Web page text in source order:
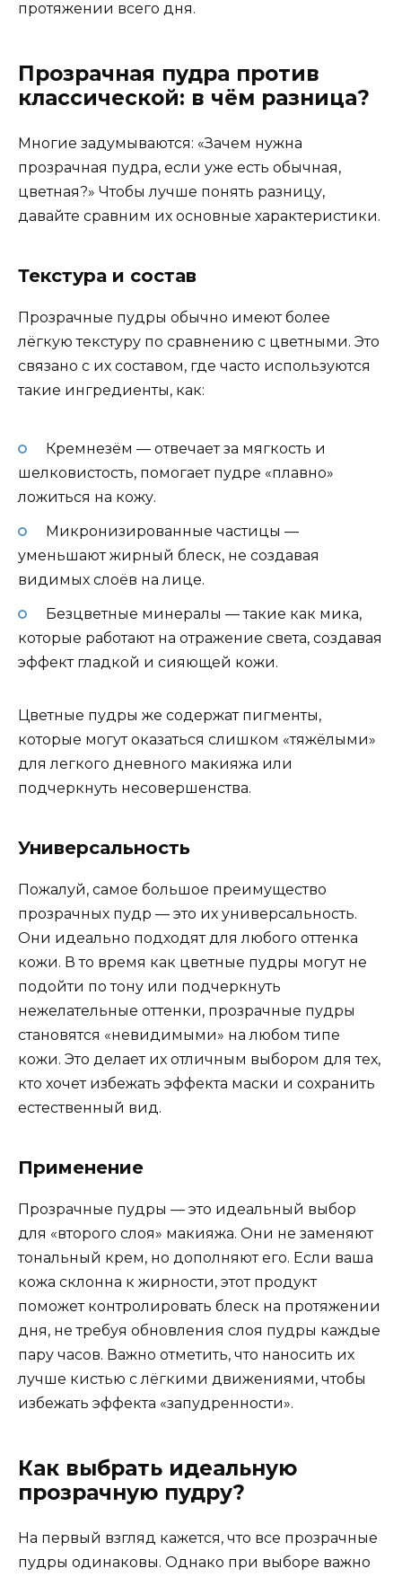
протяжении всего дня.
Прозрачная пудра против
классической: в чём разница?
Многие задумываются: «Зачем нужна
прозрачная пудра, если уже есть обычная,
цветная?» Чтобы лучше понять разницу,
давайте сравним их основные характеристики.
Текстура и состав
Прозрачные пудры обычно имеют более
лёгкую текстуру по сравнению с цветными. Это
связано с их составом, где часто используются
такие ингредиенты, как:
Кремнезём — отвечает за мягкость и
шелковистость, помогает пудре «плавно»
ложиться на кожу.
Микронизированные частицы —
уменьшают жирный блеск, не создавая
видимых слоёв на лице.
Безцветные минералы — такие как мика,
которые работают на отражение света, создавая
эффект гладкой и сияющей кожи.
Цветные пудры же содержат пигменты,
которые могут оказаться слишком «тяжёлыми»
для легкого дневного макияжа или
подчеркнуть несовершенства.
Универсальность
Пожалуй, самое большое преимущество
прозрачных пудр — это их универсальность.
Они идеально подходят для любого оттенка
кожи. В то время как цветные пудры могут не
подойти по тону или подчеркнуть
нежелательные оттенки, прозрачные пудры
становятся «невидимыми» на любом типе
кожи. Это делает их отличным выбором для тех,
кто хочет избежать эффекта маски и сохранить
естественный вид.
Применение
Прозрачные пудры — это идеальный выбор
для «второго слоя» макияжа. Они не заменяют
тональный крем, но дополняют его. Если ваша
кожа склонна к жирности, этот продукт
поможет контролировать блеск на протяжении
дня, не требуя обновления слоя пудры каждые
пару часов. Важно отметить, что наносить их
лучше кистью с лёгкими движениями, чтобы
избежать эффекта «запудренности».
Как выбрать идеальную
прозрачную пудру?
На первый взгляд кажется, что все прозрачные
пудры одинаковы. Однако при выборе важно